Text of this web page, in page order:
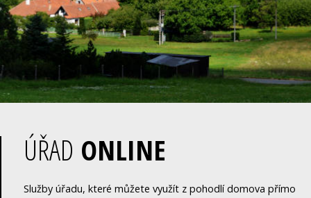
ÚŘAD ONLINE
Služby úřadu, které můžete využít z pohodlí domova přímo